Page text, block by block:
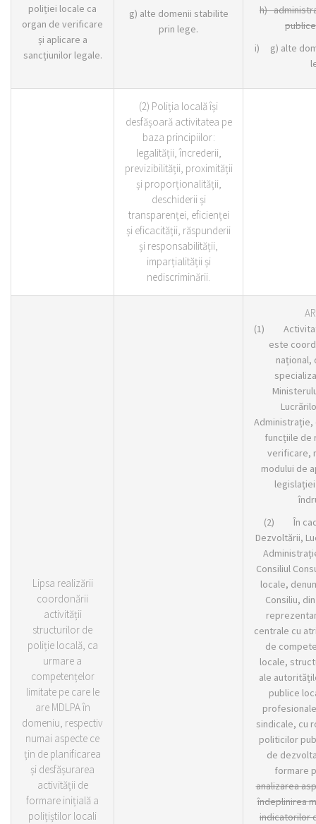
poliției locale ca
organ de verificare
și aplicare a
sancțiunilor legale.
g) alte domenii stabilite
prin lege.
h)
i) g) alte
(2) Poliția locală își
desfășoară activitatea pe
baza principiilor:
legalității, încrederii,
previzibilității, proximității
și proporționalității,
deschiderii și
transparenței, eficienței
și eficacității, răspunderii
și responsabilității,
imparțialității și
nediscriminării.
Lipsa realizării
coordonării
activității
structurilor de
poliție locală, ca
urmare a
competențelor
limitate pe care le
are MDLPA în
domeniu, respectiv
numai aspecte ce
țin de planificarea
și desfășurarea
activității de
formare inițială a
polițiștilor locali
(1)
este
național,
Administrație,
funcțiile de
verificare,
modului de
(2) În
Dezvoltării,
Consiliul
locale,
Consiliu,
centrale cu
de
locale,
ale
publice
sindicale, cu
politicilor
de
formare
analizarea
îndeplinirea
indicatorilor